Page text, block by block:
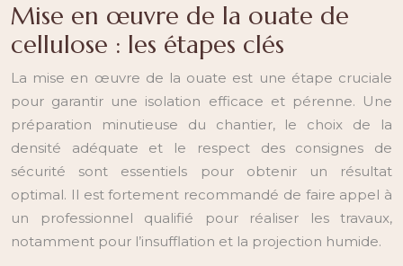
Mise en œuvre de la ouate de
cellulose : les étapes clés
La mise en œuvre de la ouate est une étape cruciale
pour garantir une isolation efficace et pérenne. Une
préparation minutieuse du chantier, le choix de la
densité adéquate et le respect des consignes de
sécurité sont essentiels pour obtenir un résultat
optimal. Il est fortement recommandé de faire appel à
un professionnel qualifié pour réaliser les travaux,
notamment pour l’insufflation et la projection humide.